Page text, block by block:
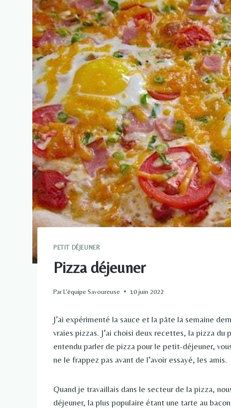
PETIT DÉJEUNER
Pizza déjeuner
ParL'équipe Savoureuse 10 juin 2022
J’ai expérimenté la sauce et la pâte la semaine
vraies pizzas. J’ai choisi deux recettes, la pizza
entendu parler de pizza pour le petit-déjeuner,
ne le frappez pas avant de l’avoir essayé, les amis.
Quand je travaillais dans le secteur de la pizza,
déjeuner, la plus populaire étant une tarte au